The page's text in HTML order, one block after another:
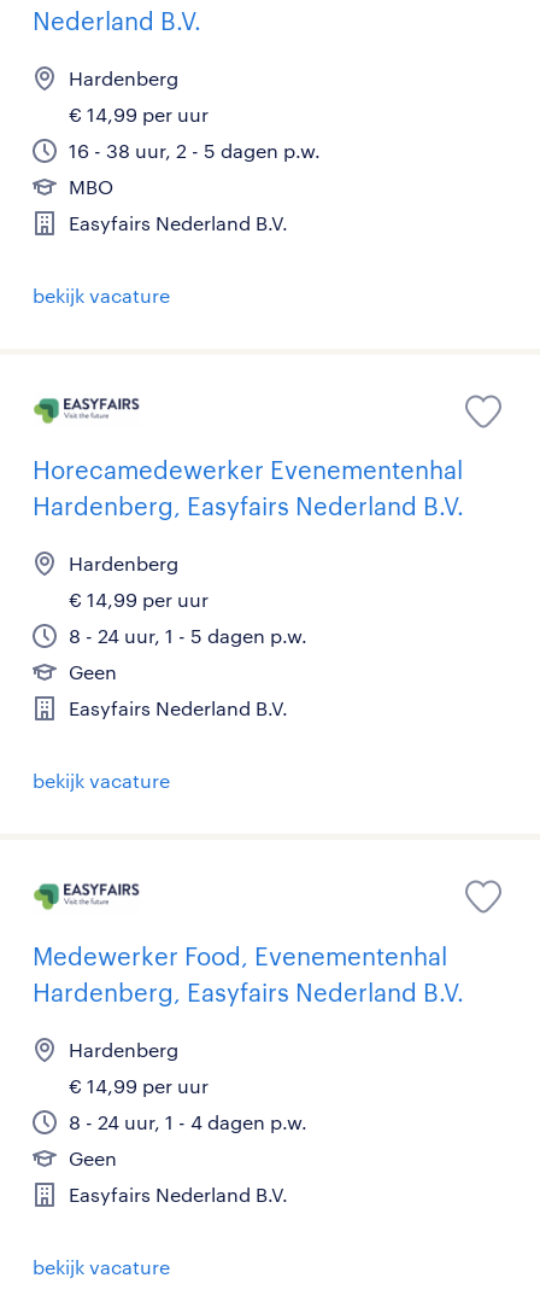
Nederland B.V.
Hardenberg
€ 14,99 per uur
16 - 38 uur, 2 - 5 dagen p.w.
MBO
Easyfairs Nederland B.V.
bekijk vacature
Horecamedewerker Evenementenhal
Hardenberg, Easyfairs Nederland B.V.
Hardenberg
€ 14,99 per uur
8 - 24 uur, 1 - 5 dagen p.w.
Geen
Easyfairs Nederland B.V.
bekijk vacature
Medewerker Food, Evenementenhal
Hardenberg, Easyfairs Nederland B.V.
Hardenberg
€ 14,99 per uur
8 - 24 uur, 1 - 4 dagen p.w.
Geen
Easyfairs Nederland B.V.
bekijk vacature